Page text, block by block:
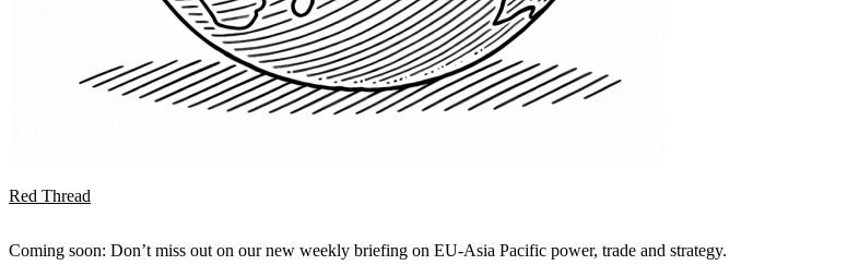
Red Thread
Coming soon: Don’t miss out on our new weekly briefing on EU-Asia Pacific power, trade and strategy.